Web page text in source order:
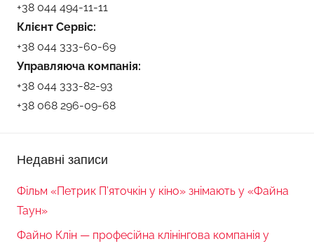
+38 044 494-11-11
Клієнт Сервіс:
+38 044 333-60-69
Управляюча компанія:
+38 044 333-82-93
+38 068 296-09-68
Недавні записи
Фільм «Петрик П’яточкін у кіно» знімають у «Файна
Таун»
Файно Клін — професійна клінінгова компанія у